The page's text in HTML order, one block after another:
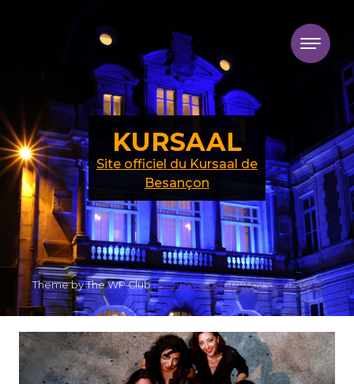
KURSAAL
Site officiel du Kursaal de
Besançon
Theme by The WP Club .Proudly powered by WordPress